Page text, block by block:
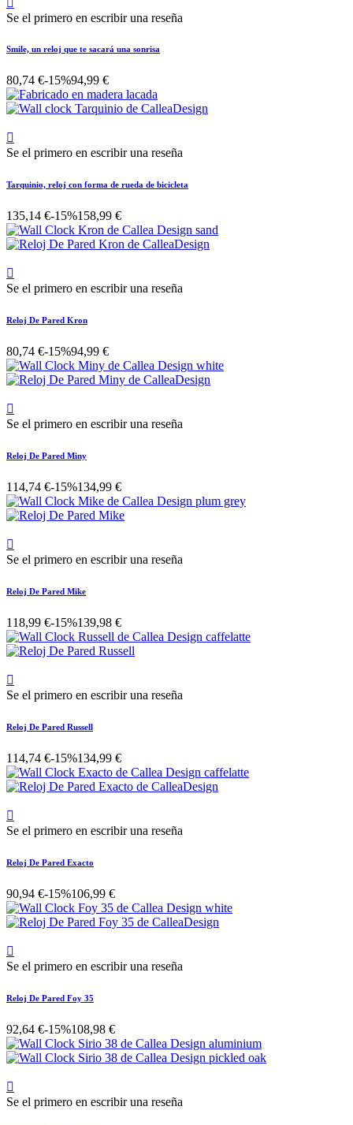
Se el primero en escribir una reseña
Smile, un reloj que te sacará una sonrisa
80,74 €-15%94,99 €

Se el primero en escribir una reseña
Tarquinio, reloj con forma de rueda de bicicleta
135,14 €-15%158,99 €

Se el primero en escribir una reseña
Reloj De Pared Kron
80,74 €-15%94,99 €

Se el primero en escribir una reseña
Reloj De Pared Miny
114,74 €-15%134,99 €

Se el primero en escribir una reseña
Reloj De Pared Mike
118,99 €-15%139,98 €

Se el primero en escribir una reseña
Reloj De Pared Russell
114,74 €-15%134,99 €

Se el primero en escribir una reseña
Reloj De Pared Exacto
90,94 €-15%106,99 €

Se el primero en escribir una reseña
Reloj De Pared Foy 35
92,64 €-15%108,98 €

Se el primero en escribir una reseña